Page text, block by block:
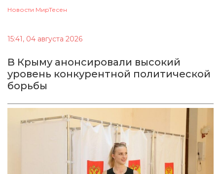
Новости МирТесен
15:41, 04 августа 2026
В Крыму анонсировали высокий
уровень конкурентной политической
борьбы